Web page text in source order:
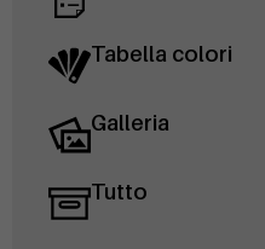
Tabella colori
Galleria
Tutto